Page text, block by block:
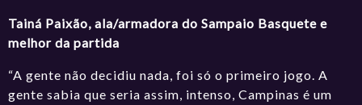
Tainá Paixão, ala/armadora do Sampaio Basquete e
melhor da partida
“A gente não decidiu nada, foi só o primeiro jogo. A
gente sabia que seria assim, intenso, Campinas é um